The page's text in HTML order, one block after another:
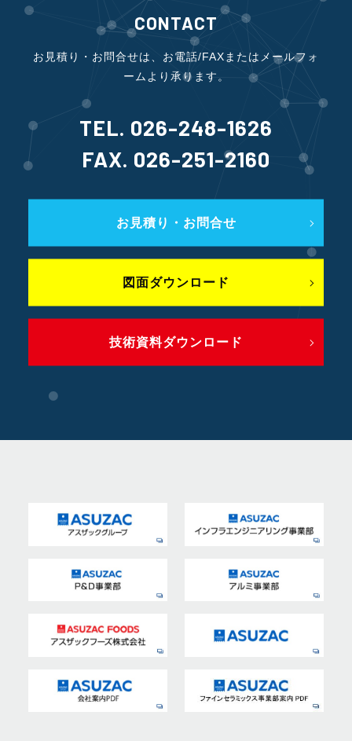
CONTACT
お見積り・お問合せは、お電話/FAXまたはメールフォ
ームより承ります。
TEL. 026-248-1626
FAX. 026-251-2160
お見積り・お問合せ
図面ダウンロード
技術資料ダウンロード